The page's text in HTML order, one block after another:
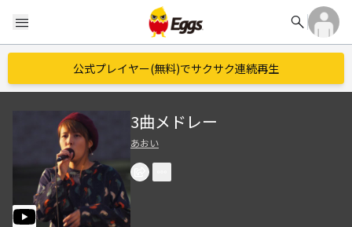
menu search
公式プレイヤー(無料)でサクサク連続再生
3曲メドレー
あおい